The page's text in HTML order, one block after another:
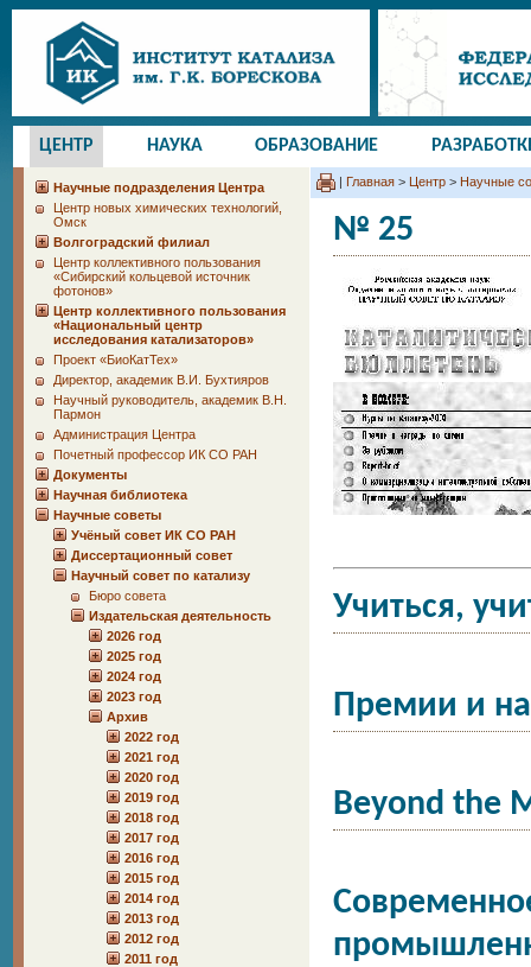
ЦЕНТР НАУКА ОБРАЗОВАНИЕ
Научные подразделения Центра
Центр новых химических технологий,
Омск
Волгоградский филиал
Центр коллективного пользования
«Сибирский кольцевой источник
фотонов»
Центр коллективного пользования
«Национальный центр
исследования катализаторов»
Проект «БиоКатТех»
Директор, академик В.И. Бухтияров
Научный руководитель, академик В.Н.
Пармон
Администрация Центра
Почетный профессор ИК СО РАН
Документы
Научная библиотека
Научные советы
Учёный совет ИК СО РАН
Диссертационный совет
Научный совет по катализу
Бюро совета
Издательская деятельность
2026 год
2025 год
2024 год
2023 год
Архив
2022 год
2021 год
2020 год
2019 год
2018 год
2017 год
2016 год
2015 год
2014 год
2013 год
2012 год
2011 год
| Главная > Центр > Научные
№ 25
Учиться,
Премии и
Beyond the